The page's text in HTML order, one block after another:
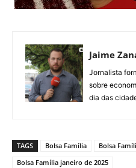
Jaime
Jornalista
sobre
dia das
TAGS Bolsa Família
Bolsa
Bolsa Família janeiro de 2025